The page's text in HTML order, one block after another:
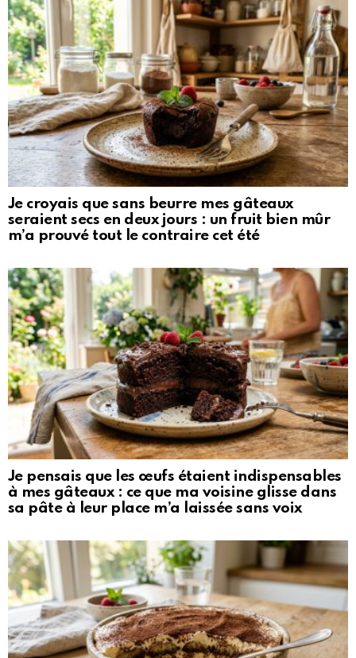
Je croyais que sans beurre mes gâteaux
seraient secs en deux jours : un fruit bien mûr
m’a prouvé tout le contraire cet été
Je pensais que les œufs étaient indispensables
à mes gâteaux : ce que ma voisine glisse dans
sa pâte à leur place m’a laissée sans voix